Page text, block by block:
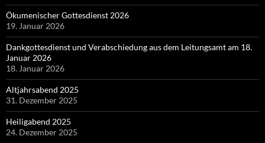
Ökumenischer Gottesdienst 2026
19. Januar 2026
Dankgottesdienst und Verabschiedung aus dem Leitungsamt am 18.
Januar 2026
18. Januar 2026
Altjahrsabend 2025
31. Dezember 2025
Heiligabend 2025
24. Dezember 2025